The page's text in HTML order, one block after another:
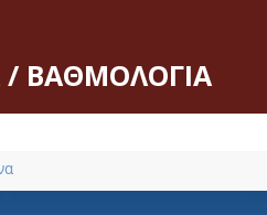
ΒΑΘΜΟΛΟΓΙΑ